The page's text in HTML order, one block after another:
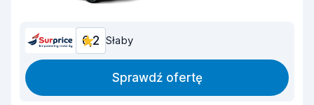
6,2 Słaby
Sprawdź ofertę